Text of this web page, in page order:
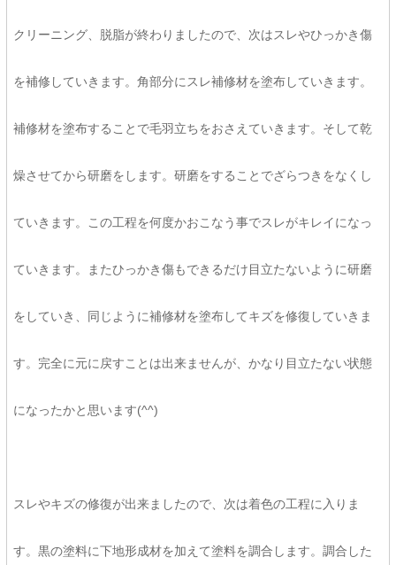
クリーニング、脱脂が終わりましたので、次はスレやひっかき傷
を補修していきます。角部分にスレ補修材を塗布していきます。
補修材を塗布することで毛羽立ちをおさえていきます。そして乾
燥させてから研磨をします。研磨をすることでざらつきをなくし
ていきます。この工程を何度かおこなう事でスレがキレイになっ
ていきます。またひっかき傷もできるだけ目立たないように研磨
をしていき、同じように補修材を塗布してキズを修復していきま
す。完全に元に戻すことは出来ませんが、かなり目立たない状態
になったかと思います(^^)
スレやキズの修復が出来ましたので、次は着色の工程に入りま
す。黒の塗料に下地形成材を加えて塗料を調合します。調合した